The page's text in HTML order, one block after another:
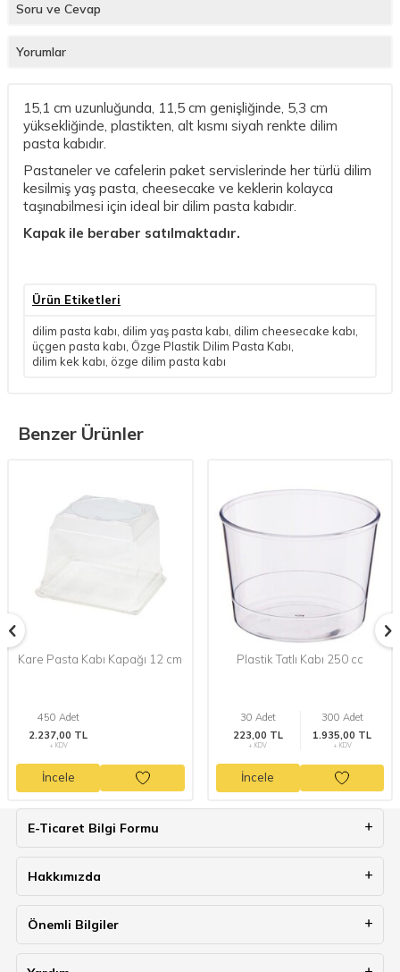
Soru ve Cevap
Yorumlar
15,1 cm uzunluğunda, 11,5 cm genişliğinde, 5,3 cm
yüksekliğinde, plastikten, alt kısmı siyah renkte dilim
pasta kabıdır.
Pastaneler ve cafelerin paket servislerinde her türlü dilim
kesilmiş yaş pasta, cheesecake ve keklerin kolayca
taşınabilmesi için ideal bir dilim pasta kabıdır.
Kapak ile beraber satılmaktadır.
Ürün Etiketleri
dilim pasta kabı, dilim yaş pasta kabı, dilim cheesecake kabı,
üçgen pasta kabı, Özge Plastik Dilim Pasta Kabı,
dilim kek kabı, özge dilim pasta kabı
Benzer Ürünler
Kare Pasta Kabı Kapağı 12 cm
450 Adet
2.237,00 TL
+ KDV
İncele
Plastik Tatlı Kabı 250 cc
30 Adet
223,00 TL
+ KDV
300 Adet
1.935,00 TL
+ KDV
İncele
E-Ticaret Bilgi Formu
Hakkımızda
Önemli Bilgiler